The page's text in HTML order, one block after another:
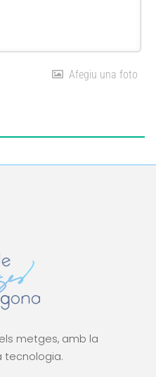
Afegiu una foto
metges, amb la
tecnologia.